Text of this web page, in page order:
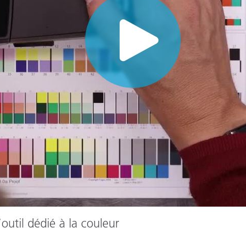
Matériaux de
Biens Durables
dédié à la couleur